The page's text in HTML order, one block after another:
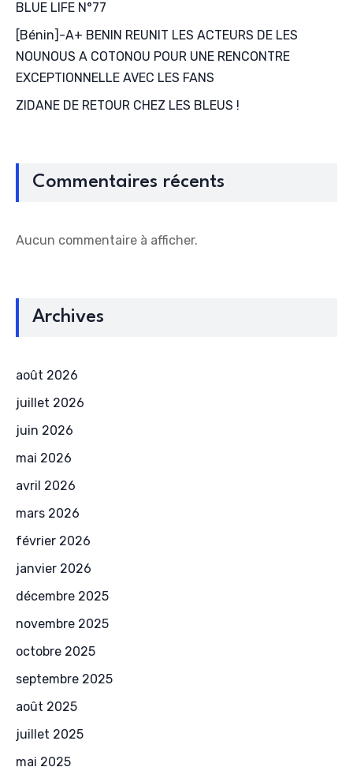
BLUE LIFE N°77
[Bénin]-A+ BENIN REUNIT LES ACTEURS DE LES
NOUNOUS A COTONOU POUR UNE RENCONTRE
EXCEPTIONNELLE AVEC LES FANS
ZIDANE DE RETOUR CHEZ LES BLEUS !
Commentaires récents
Aucun commentaire à afficher.
Archives
août 2026
juillet 2026
juin 2026
mai 2026
avril 2026
mars 2026
février 2026
janvier 2026
décembre 2025
novembre 2025
octobre 2025
septembre 2025
août 2025
juillet 2025
mai 2025